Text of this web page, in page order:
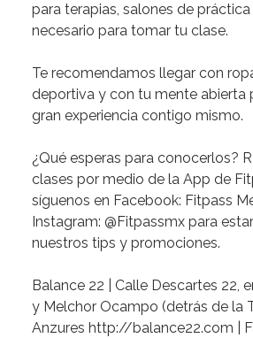
para terapias, salones de
necesario para tomar tu clase.
Te recomendamos llegar con
deportiva y con tu mente abierta
gran experiencia contigo mismo.
¿Qué esperas para conocerlos?
clases por medio de la App de
síguenos en Facebook: Fitpass
Instagram: @Fitpassmx para
nuestros tips y promociones.
Balance 22
| Calle Descartes 22,
y Melchor Ocampo (detrás de la
Anzures http://balance22.com
|